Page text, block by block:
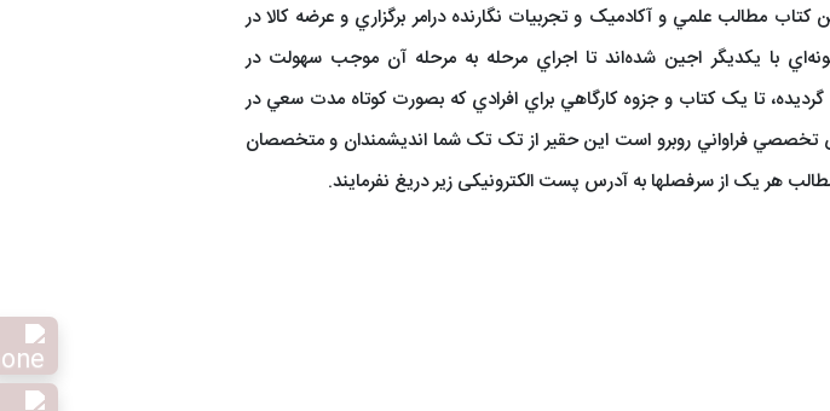
کتاب مطالب علمي و آکادميک و تجربيات نگارنده درامر برگزاري و عرضه كالا در
با يکديگر اجين شده‌اند تا اجراي مرحله به مرحله آن موجب سهولت در
تا يک کتاب و جزوه کارگاهي براي افرادي که بصورت کوتاه مدت سعي در
تخصصي فراواني روبرو است اين حقير از تک تک شما انديشمندان و متخصصان
هر یک از سرفصلها به آدرس پست الکترونیکی زیر دریغ نفرمایند.